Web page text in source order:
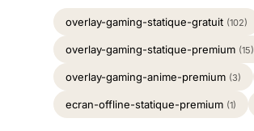
overlay-gaming-statique-gratuit (102)
overlay-gaming-statique-premium (15)
overlay-gaming-anime-premium (3)
ecran-offline-statique-premium (1)